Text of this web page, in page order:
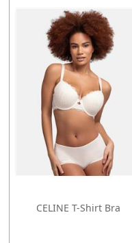
CELINE T-Shirt Bra